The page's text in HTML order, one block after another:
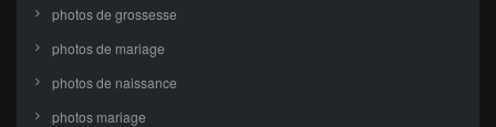
photos de grossesse
photos de mariage
photos de naissance
photos mariage